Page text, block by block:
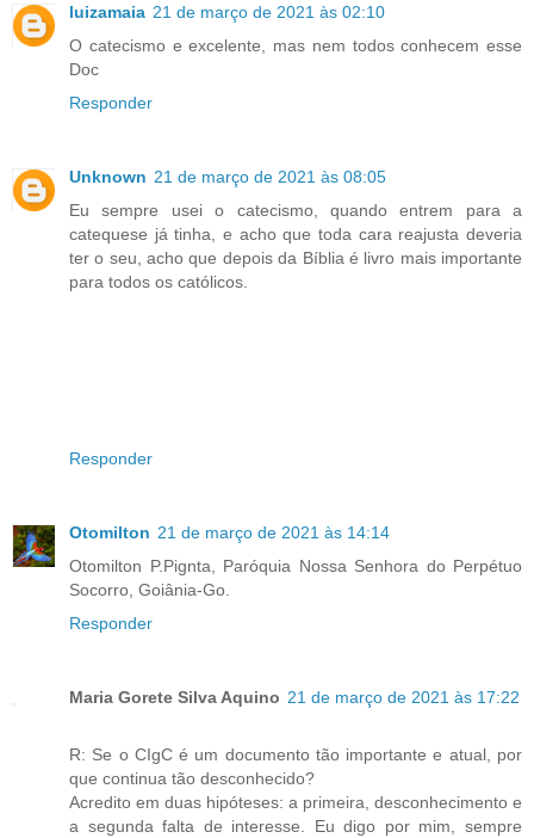
luizamaia 21 de março de 2021 às 02:10
O catecismo e excelente, mas nem todos conhecem esse
Doc
Responder
Unknown 21 de março de 2021 às 08:05
Eu sempre usei o catecismo, quando entrem para a
catequese já tinha, e acho que toda cara reajusta deveria
ter o seu, acho que depois da Bíblia é livro mais importante
para todos os católicos.
Responder
Otomilton 21 de março de 2021 às 14:14
Otomilton P.Pignta, Paróquia Nossa Senhora do Perpétuo
Socorro, Goiânia-Go.
Responder
Maria Gorete Silva Aquino 21 de março de 2021 às 17:22
R: Se o CIgC é um documento tão importante e atual, por
que continua tão desconhecido?
Acredito em duas hipóteses: a primeira, desconhecimento e
a segunda falta de interesse. Eu digo por mim, sempre